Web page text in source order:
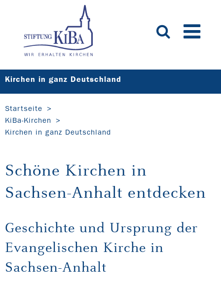
Kirchen in ganz Deutschland
Startseite
KiBa-Kirchen
Kirchen in ganz Deutschland
Schöne Kirchen in
Sachsen-Anhalt entdecken
Geschichte und Ursprung der
Evangelischen Kirche in
Sachsen-Anhalt